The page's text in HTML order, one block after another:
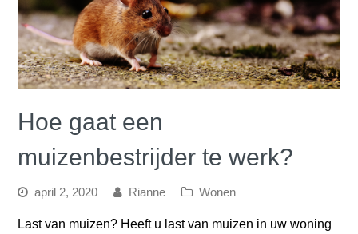
Hoe gaat een
muizenbestrijder te werk?
april 2, 2020 Rianne Wonen
Last van muizen? Heeft u last van muizen in uw woning